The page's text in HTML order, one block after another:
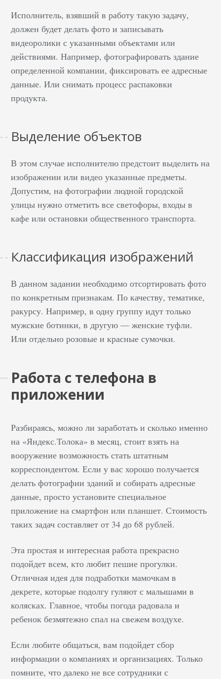
Исполнитель, взявший в работу такую задачу,
должен будет делать фото и записывать
видеоролики с указанными объектами или
действиями. Например, фотографировать здание
определенной компании, фиксировать ее адресные
данные. Или снимать процесс распаковки
продукта.
Выделение объектов
В этом случае исполнителю предстоит выделить на
изображении или видео указанные предметы.
Допустим, на фотографии людной городской
улицы нужно отметить все светофоры, входы в
кафе или остановки общественного транспорта.
Классификация изображений
В данном задании необходимо отсортировать фото
по конкретным признакам. По качеству, тематике,
ракурсу. Например, в одну группу идут только
мужские ботинки, в другую — женские туфли.
Или отдельно розовые и красные сумочки.
Работа с телефона в
приложении
Разбираясь, можно ли заработать и сколько именно
на «Яндекс.Толока» в месяц, стоит взять на
вооружение возможность стать штатным
корреспондентом. Если у вас хорошо получается
делать фотографии зданий и собирать адресные
данные, просто установите специальное
приложение на смартфон или планшет. Стоимость
таких задач составляет от 34 до 68 рублей.
Эта простая и интересная работа прекрасно
подойдет всем, кто любит пешие прогулки.
Отличная идея для подработки мамочкам в
декрете, которые подолгу гуляют с малышами в
колясках. Главное, чтобы погода радовала и
ребенок безмятежно спал на свежем воздухе.
Если любите общаться, вам подойдет сбор
информации о компаниях и организациях. Только
помните, что далеко не все сотрудники с